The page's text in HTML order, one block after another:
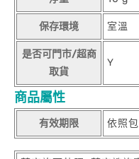
保存環境 室溫
是否可門市/超商
取貨
Y
商品屬性
有效期限 依照